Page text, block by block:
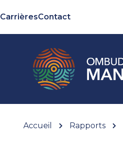
CarrièresContact
Accueil Rapports